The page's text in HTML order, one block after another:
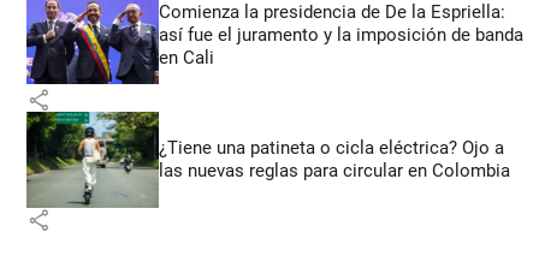
Comienza la presidencia de De la Espriella:
así fue el juramento y la imposición de banda
en Cali
share
¿Tiene una patineta o cicla eléctrica? Ojo a
las nuevas reglas para circular en Colombia
share